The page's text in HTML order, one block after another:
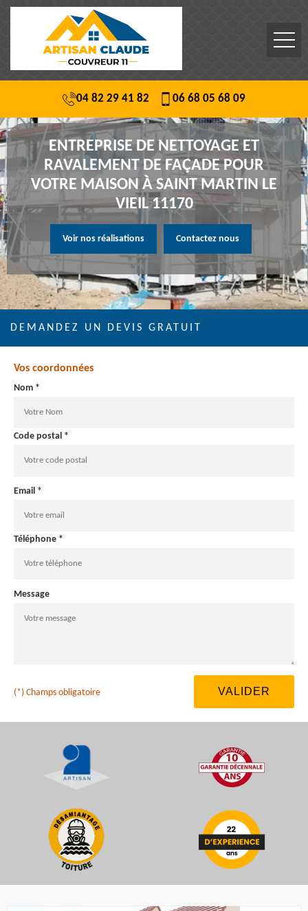
04 82 29 41 82 06 68 05 68 09
ENTREPRISE DE NETTOYAGE ET
RAVALEMENT DE FAÇADE POUR
VOTRE MAISON À SAINT MARTIN LE
VIEIL 11170
Voir nos réalisations Contactez nous
DEMANDEZ UN DEVIS GRATUIT
Vos coordonnées
Nom *
Code postal *
Email *
Téléphone *
Message
(*) Champs obligatoire